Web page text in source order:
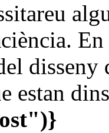
disseny
estan